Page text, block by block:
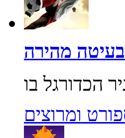
בעיטה מהירה
ומרוצים